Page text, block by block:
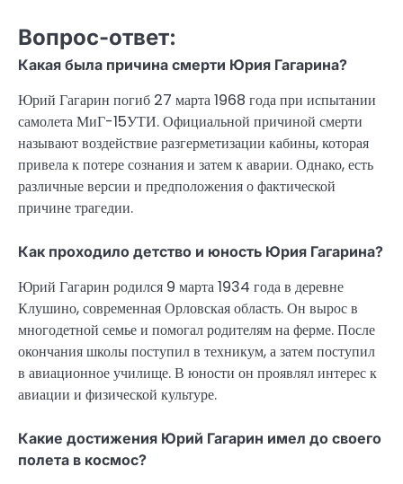
Вопрос-ответ:
Какая была причина смерти Юрия Гагарина?
Юрий Гагарин погиб 27 марта 1968 года при испытании
самолета МиГ-15УТИ. Официальной причиной смерти
называют воздействие разгерметизации кабины, которая
привела к потере сознания и затем к аварии. Однако, есть
различные версии и предположения о фактической
причине трагедии.
Как проходило детство и юность Юрия Гагарина?
Юрий Гагарин родился 9 марта 1934 года в деревне
Клушино, современная Орловская область. Он вырос в
многодетной семье и помогал родителям на ферме. После
окончания школы поступил в техникум, а затем поступил
в авиационное училище. В юности он проявлял интерес к
авиации и физической культуре.
Какие достижения Юрий Гагарин имел до своего
полета в космос?